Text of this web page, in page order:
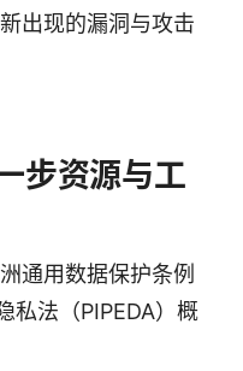
出现的漏洞与攻击
步资源与工
通用数据保护条例
私法（PIPEDA）概